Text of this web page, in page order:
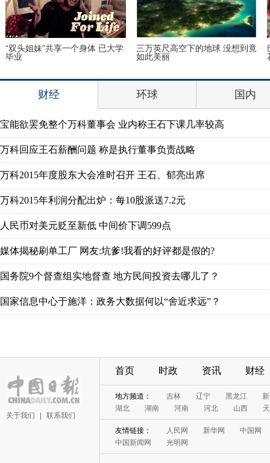
伦敦：著名“不爽猫”蜡像亮相杜
莎馆 与本尊合影傻傻分不清楚
里约奥运会前瞻：美国女篮媒体
写真
财经 环球 国内
宝能欲罢免整个万科董事会 业内称王石下课几率较高
万科回应王石薪酬问题 称是执行董事负责战略
万科2015年度股东大会准时召开 王石、郁亮出席
万科2015年利润分配出炉：每10股派送7.2元
人民币对美元贬至新低 中间价下调599点
媒体揭秘刷单工厂 网友:坑爹!我看的好评都是假的?
国务院9个督查组实地督查 地方民间投资去哪儿了？
国家信息中心于施洋：政务大数据何以“舍近求远”？
关于我们 联系我们
首页 时政 资讯 财经
地方频道： 吉林 辽宁 黑龙江
湖北
湖南 河南 河北 山西
友情链接： 人民网 新华网
中国网
中国新闻网
光明网